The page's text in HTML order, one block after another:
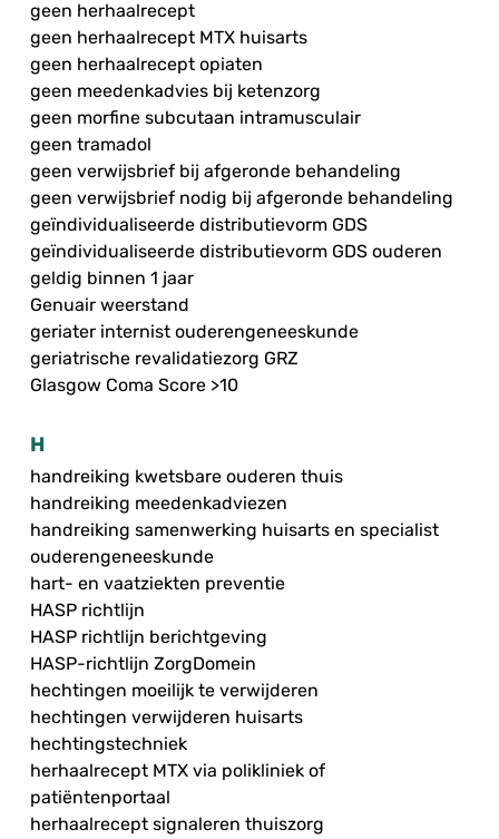
geen herhaalrecept
geen herhaalrecept MTX huisarts
geen herhaalrecept opiaten
geen meedenkadvies bij ketenzorg
geen morfine subcutaan intramusculair
geen tramadol
geen verwijsbrief bij afgeronde behandeling
geen verwijsbrief nodig bij afgeronde behandeling
geïndividualiseerde distributievorm GDS
geïndividualiseerde distributievorm GDS ouderen
geldig binnen 1 jaar
Genuair weerstand
geriater internist ouderengeneeskunde
geriatrische revalidatiezorg GRZ
Glasgow Coma Score >10
H
handreiking kwetsbare ouderen thuis
handreiking meedenkadviezen
handreiking samenwerking huisarts en specialist
ouderengeneeskunde
hart- en vaatziekten preventie
HASP richtlijn
HASP richtlijn berichtgeving
HASP-richtlijn ZorgDomein
hechtingen moeilijk te verwijderen
hechtingen verwijderen huisarts
hechtingstechniek
herhaalrecept MTX via polikliniek of
patiëntenportaal
herhaalrecept signaleren thuiszorg